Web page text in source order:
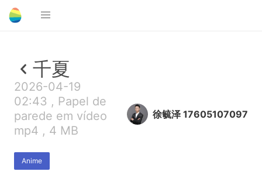
千夏
2026-04-19
02:43 , Papel de
parede em vídeo
mp4 , 4 MB
Anime
徐毓泽 17605107097